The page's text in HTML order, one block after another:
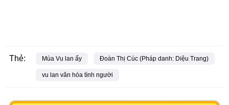
Thẻ: Mùa Vu lan ấy Đoàn Thị Cúc (Pháp danh: Diệu Trang)
vu lan văn hóa tình người